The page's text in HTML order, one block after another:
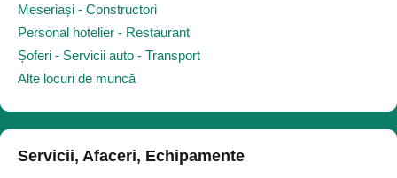
Meseriași - Constructori
Personal hotelier - Restaurant
Șoferi - Servicii auto - Transport
Alte locuri de muncă
Servicii, Afaceri, Echipamente